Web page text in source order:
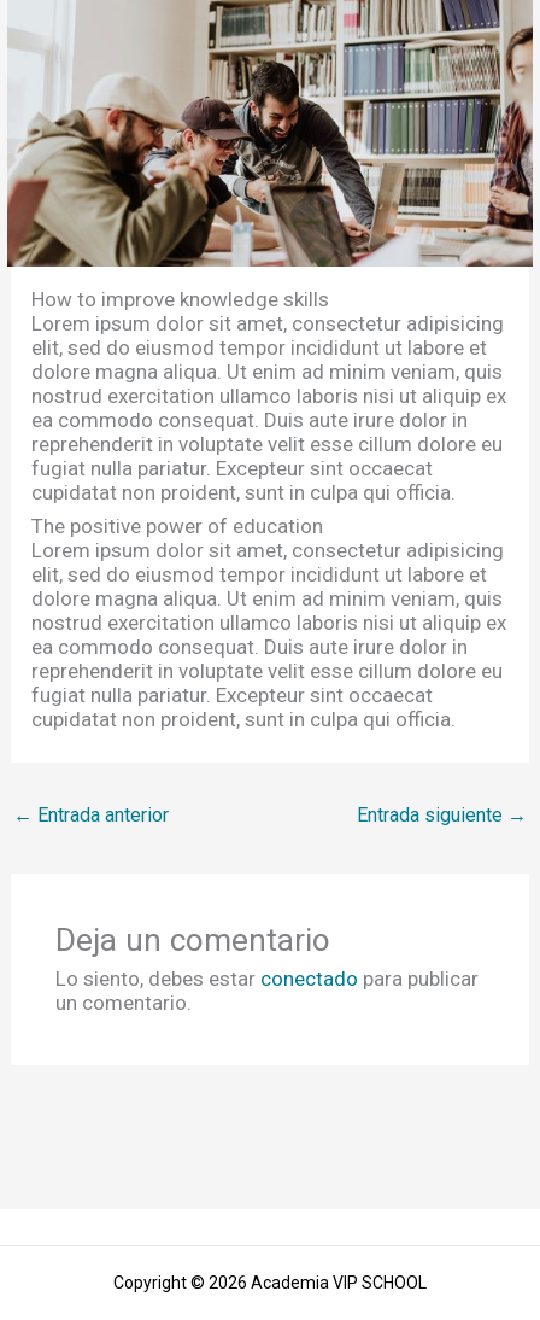
How to improve knowledge skills
Lorem ipsum dolor sit amet, consectetur adipisicing
elit, sed do eiusmod tempor incididunt ut labore et
dolore magna aliqua. Ut enim ad minim veniam, quis
nostrud exercitation ullamco laboris nisi ut aliquip ex
ea commodo consequat. Duis aute irure dolor in
reprehenderit in voluptate velit esse cillum dolore eu
fugiat nulla pariatur. Excepteur sint occaecat
cupidatat non proident, sunt in culpa qui officia.
The positive power of education
Lorem ipsum dolor sit amet, consectetur adipisicing
elit, sed do eiusmod tempor incididunt ut labore et
dolore magna aliqua. Ut enim ad minim veniam, quis
nostrud exercitation ullamco laboris nisi ut aliquip ex
ea commodo consequat. Duis aute irure dolor in
reprehenderit in voluptate velit esse cillum dolore eu
fugiat nulla pariatur. Excepteur sint occaecat
cupidatat non proident, sunt in culpa qui officia.
← Entrada anterior Entrada siguiente →
Deja un comentario
Lo siento, debes estar conectado para publicar
un comentario.
Copyright © 2026 Academia VIP SCHOOL